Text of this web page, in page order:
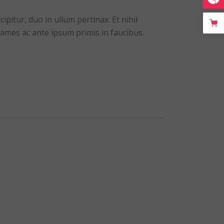
duo in ullum pertinax. Et nihil
ac ante ipsum primis in faucibus.